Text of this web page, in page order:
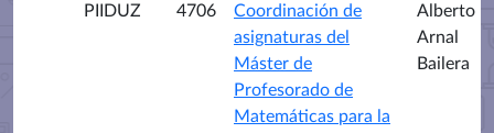
PIIDUZ 4706
Coordinación de
asignaturas del
Máster de
Profesorado de
Matemáticas para la
Alberto
Arnal
Bailera